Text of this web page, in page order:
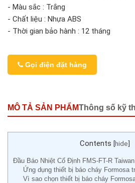
- Màu sắc : Trắng
- Chất liệu : Nhựa ABS
- Thời gian bảo hành : 12 tháng
Gọi điện đặt hàng
MÔ TẢ SẢN PHẨMThông số kỹ
Contents [hide]
Đầu Báo Nhiệt Cố Định FMS-FT-R Taiwan
Ứng dụng thiết bị báo cháy Formosa
Vì sao chọn thiết bị báo cháy